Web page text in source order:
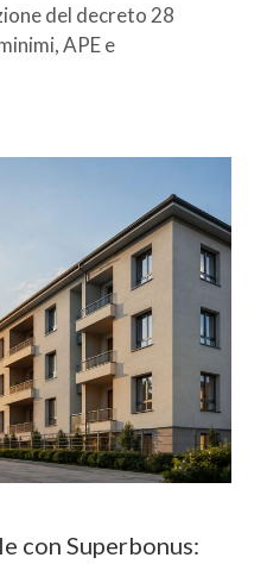
del decreto 28
APE e
con Superbonus: